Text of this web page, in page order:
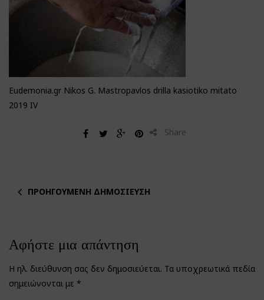
Eudemonia.gr Nikos G. Mastropavlos drilla kasiotiko mitato
2019 IV
Share
ΠΡΟΗΓΟΎΜΕΝΗ ΔΗΜΟΣΊΕΥΣΗ
Αφήστε μια απάντηση
Η ηλ. διεύθυνση σας δεν δημοσιεύεται. Τα υποχρεωτικά πεδία
σημειώνονται με *